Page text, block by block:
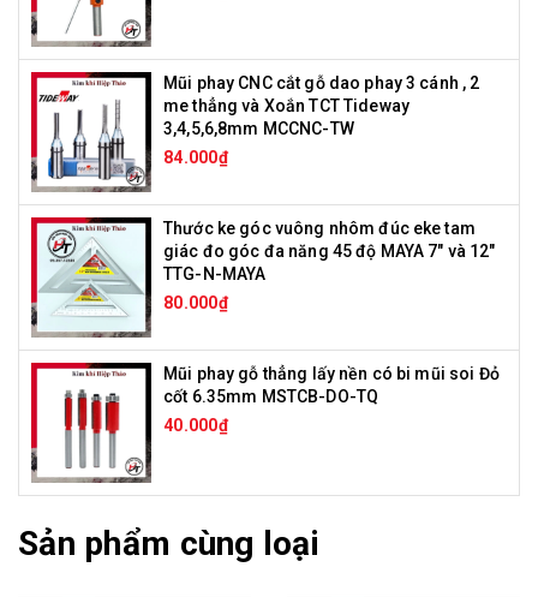
Mũi phay CNC cắt gỗ dao phay 3 cánh , 2
me thẳng và Xoắn TCT Tideway
3,4,5,6,8mm MCCNC-TW
84.000₫
Thước ke góc vuông nhôm đúc eke tam
giác đo góc đa năng 45 độ MAYA 7" và 12"
TTG-N-MAYA
80.000₫
Mũi phay gỗ thẳng lấy nền có bi mũi soi Đỏ
cốt 6.35mm MSTCB-DO-TQ
40.000₫
Sản phẩm cùng loại